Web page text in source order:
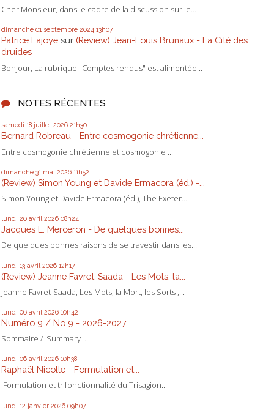
Cher Monsieur, dans le cadre de la discussion sur le...
dimanche 01 septembre 2024 13h07
Patrice Lajoye sur (Review) Jean-Louis Brunaux - La Cité des
druides
Bonjour, La rubrique "Comptes rendus" est alimentée...
NOTES RÉCENTES
samedi 18 juillet 2026 21h30
Bernard Robreau - Entre cosmogonie chrétienne...
Entre cosmogonie chrétienne et cosmogonie ...
dimanche 31 mai 2026 11h52
(Review) Simon Young et Davide Ermacora (éd.) -...
Simon Young et Davide Ermacora (éd.), The Exeter...
lundi 20 avril 2026 08h24
Jacques E. Merceron - De quelques bonnes...
De quelques bonnes raisons de se travestir dans les...
lundi 13 avril 2026 12h17
(Review) Jeanne Favret-Saada - Les Mots, la...
Jeanne Favret-Saada, Les Mots, la Mort, les Sorts ,...
lundi 06 avril 2026 10h42
Numéro 9 / No 9 - 2026-2027
Sommaire / Summary ...
lundi 06 avril 2026 10h38
Raphaël Nicolle - Formulation et...
Formulation et trifonctionnalité du Trisagion...
lundi 12 janvier 2026 09h07